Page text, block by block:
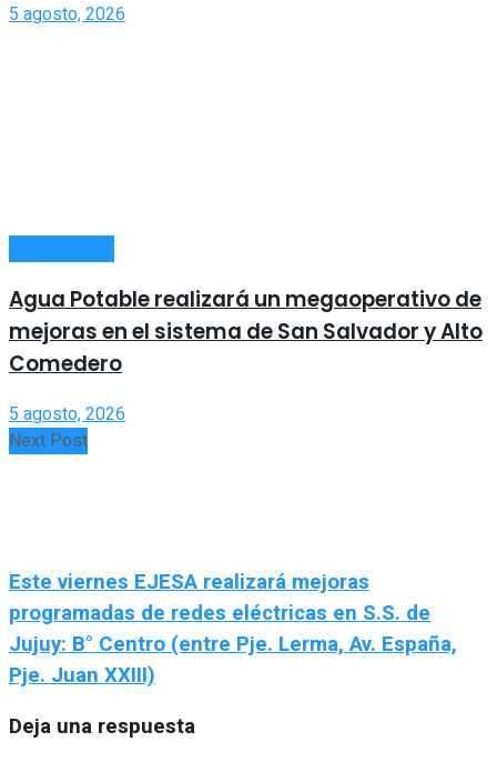
5 agosto, 2026
Agua Potable realizará un megaoperativo de
mejoras en el sistema de San Salvador y Alto
Comedero
5 agosto, 2026
Next Post
Este viernes EJESA realizará mejoras
programadas de redes eléctricas en S.S. de
Jujuy: B° Centro (entre Pje. Lerma, Av. España,
Pje. Juan XXIII)
Deja una respuesta